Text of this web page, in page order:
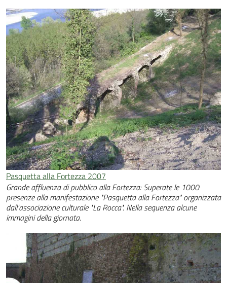
Pasquetta alla Fortezza 2007
Grande affluenza di pubblico alla Fortezza: Superate le 1000
presenze alla manifestazione "Pasquetta alla Fortezza" organizzata
dall'associazione culturale "La Rocca". Nella sequenza alcune
immagini della giornata.